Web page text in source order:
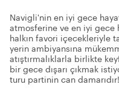
Navigli'nin en iyi gece
atmosferine ve en iyi gece
halkın favori içecekleriyle
yerin ambiyansına
atıştırmalıklarla birlikte
bir gece dışarı çıkmak
turu partinin can damarıdır!